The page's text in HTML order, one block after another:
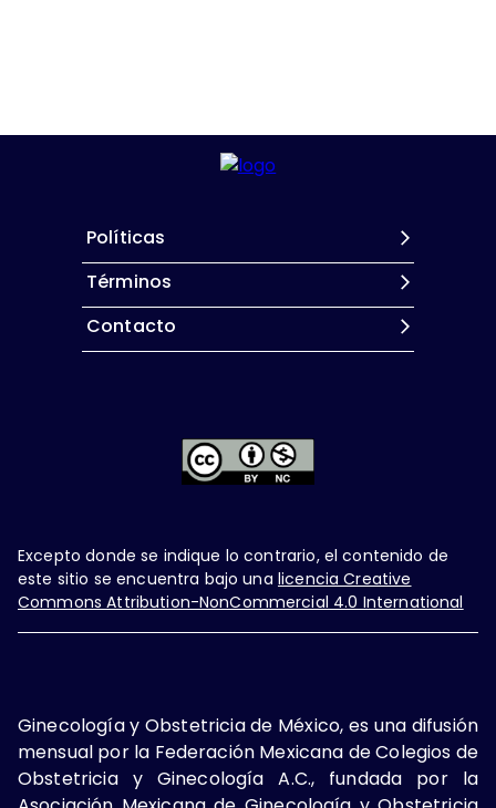
Políticas
Términos
Contacto
Excepto donde se indique lo contrario, el contenido de
este sitio se encuentra bajo una licencia Creative
Commons Attribution-NonCommercial 4.0 International
Ginecología y Obstetricia de México, es una difusión
mensual por la Federación Mexicana de Colegios de
Obstetricia y Ginecología A.C., fundada por la